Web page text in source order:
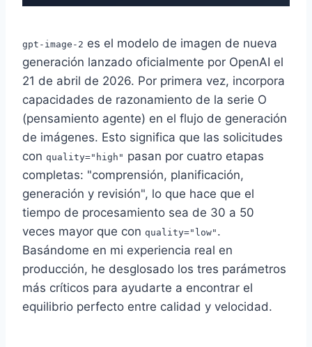
gpt-image-2 es el modelo de imagen de nueva
generación lanzado oficialmente por OpenAI el
21 de abril de 2026. Por primera vez, incorpora
capacidades de razonamiento de la serie O
(pensamiento agente) en el flujo de generación
de imágenes. Esto significa que las solicitudes
con quality="high" pasan por cuatro etapas
completas: "comprensión, planificación,
generación y revisión", lo que hace que el
tiempo de procesamiento sea de 30 a 50
veces mayor que con quality="low" .
Basándome en mi experiencia real en
producción, he desglosado los tres parámetros
más críticos para ayudarte a encontrar el
equilibrio perfecto entre calidad y velocidad.